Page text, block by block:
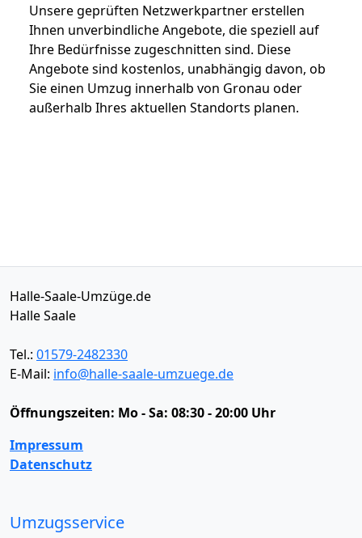
Unsere geprüften Netzwerkpartner erstellen
Ihnen unverbindliche Angebote, die speziell auf
Ihre Bedürfnisse zugeschnitten sind. Diese
Angebote sind kostenlos, unabhängig davon, ob
Sie einen Umzug innerhalb von Gronau oder
außerhalb Ihres aktuellen Standorts planen.
Halle-Saale-Umzüge.de
Halle Saale
Tel.: 01579-2482330
E-Mail: info@halle-saale-umzuege.de
Öffnungszeiten: Mo - Sa: 08:30 - 20:00 Uhr
Impressum
Datenschutz
Umzugsservice